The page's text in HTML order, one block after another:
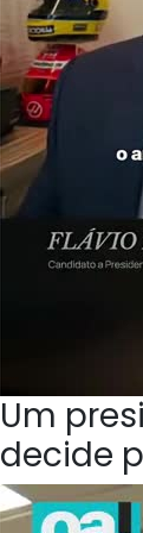
Um
decide